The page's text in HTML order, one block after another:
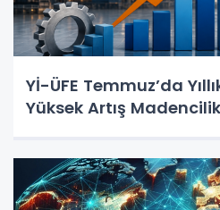
Yİ-ÜFE Temmuz’da
Yüksek Artış